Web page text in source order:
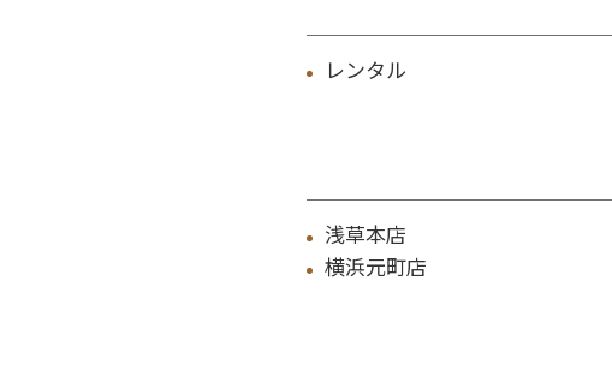
レンタル
浅草本店
横浜元町店